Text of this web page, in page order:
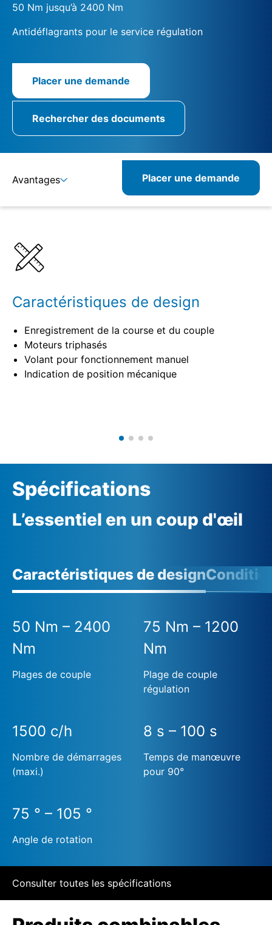
50 Nm jusqu’à 2400 Nm
Antidéflagrants pour le service régulation
Placer une demande
Rechercher des documents
Avantages
Produits combinables
Produits similaires
Placer une demande
Caractéristiques de design
Enregistrement de la course et du couple
Moteurs triphasés
Volant pour fonctionnement manuel
Indication de position mécanique
Spécifications
L’essentiel en un coup d'œil
Caractéristiques de design
50 Nm – 2400
Nm
Plages de couple
75 Nm – 1200
Nm
Plage de couple
régulation
1500 c/h
Nombre de démarrages
(maxi.)
8 s – 100 s
Temps de manœuvre
pour 90°
75 ° – 105 °
Angle de rotation
Consulter toutes les spécifications